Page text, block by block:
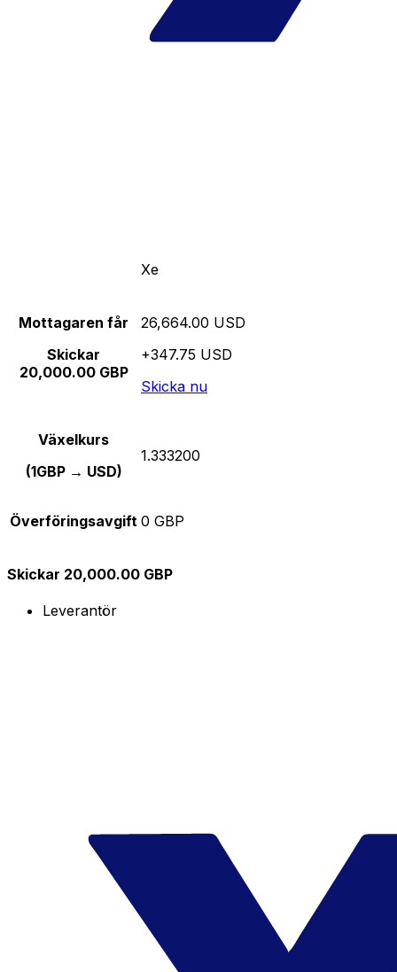
Xe
Mottagaren får
Skickar
20,000.00 GBP
26,664.00 USD
+347.75 USD
Skicka nu
Växelkurs
(1GBP → USD)
1.333200
Överföringsavgift 0 GBP
Skickar 20,000.00 GBP
Leverantör